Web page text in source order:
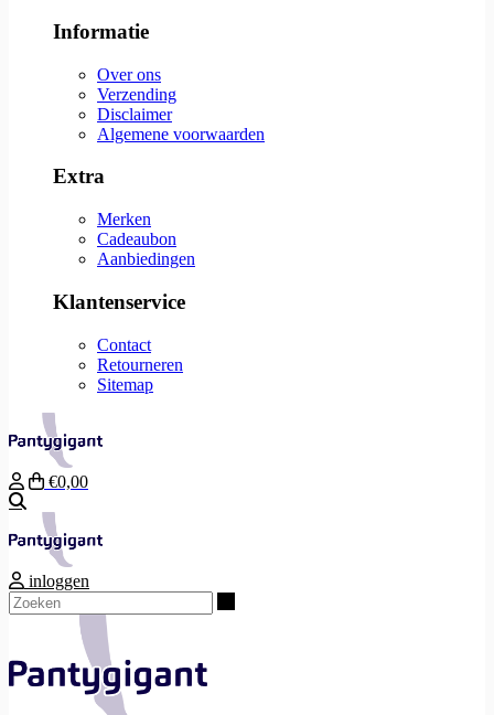
Informatie
Over ons
Verzending
Disclaimer
Algemene voorwaarden
Extra
Merken
Cadeaubon
Aanbiedingen
Klantenservice
Contact
Retourneren
Sitemap
€0,00
inloggen